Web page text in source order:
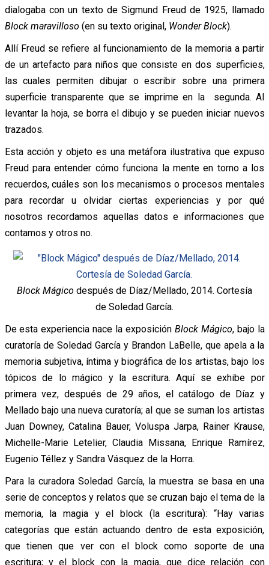
dialogaba con un texto de Sigmund Freud de 1925, llamado
Block maravilloso (en su texto original, Wonder Block).
Allí Freud se refiere al funcionamiento de la memoria a partir
de un artefacto para niños que consiste en dos superficies,
las cuales permiten dibujar o escribir sobre una primera
superficie transparente que se imprime en la segunda. Al
levantar la hoja, se borra el dibujo y se pueden iniciar nuevos
trazados.
Esta acción y objeto es una metáfora ilustrativa que expuso
Freud para entender cómo funciona la mente en torno a los
recuerdos, cuáles son los mecanismos o procesos mentales
para recordar u olvidar ciertas experiencias y por qué
nosotros recordamos aquellas datos e informaciones que
contamos y otros no.
Block Mágico después de Díaz/Mellado, 2014. Cortesía
de Soledad García.
De esta experiencia nace la exposición Block Mágico, bajo la
curatoría de Soledad García y Brandon LaBelle, que apela a la
memoria subjetiva, íntima y biográfica de los artistas, bajo los
tópicos de lo mágico y la escritura. Aquí se exhibe por
primera vez, después de 29 años, el catálogo de Díaz y
Mellado bajo una nueva curatoría; al que se suman los artistas
Juan Downey, Catalina Bauer, Voluspa Jarpa, Rainer Krause,
Michelle-Marie Letelier, Claudia Missana, Enrique Ramírez,
Eugenio Téllez y Sandra Vásquez de la Horra.
Para la curadora Soledad García, la muestra se basa en una
serie de conceptos y relatos que se cruzan bajo el tema de la
memoria, la magia y el block (la escritura): “Hay varias
categorías que están actuando dentro de esta exposición,
que tienen que ver con el block como soporte de una
escritura; y el block con la magia, que dice relación con